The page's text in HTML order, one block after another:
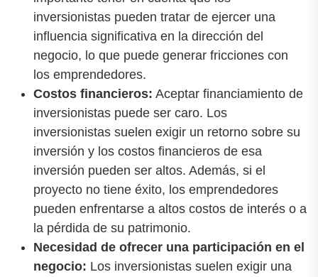
inversionistas pueden tratar de ejercer una
influencia significativa en la dirección del
negocio, lo que puede generar fricciones con
los emprendedores.
Costos financieros: Aceptar financiamiento de
inversionistas puede ser caro. Los
inversionistas suelen exigir un retorno sobre su
inversión y los costos financieros de esa
inversión pueden ser altos. Además, si el
proyecto no tiene éxito, los emprendedores
pueden enfrentarse a altos costos de interés o a
la pérdida de su patrimonio.
Necesidad de ofrecer una participación en el
negocio: Los inversionistas suelen exigir una